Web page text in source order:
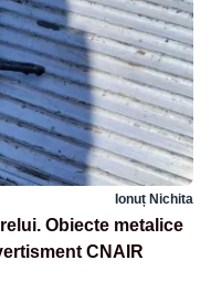
Ionuț Nichita
Obiecte metalice
CNAIR